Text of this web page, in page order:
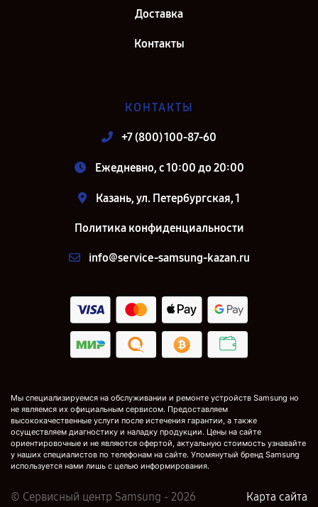
Доставка
Контакты
КОНТАКТЫ
+7 (800) 100-87-60
Ежедневно, с 10:00 до 20:00
Казань, ул. Петербургская, 1
Политика конфиденциальности
info@service-samsung-kazan.ru
Мы специализируемся на обслуживании и ремонте устройств Samsung но
не являемся их официальным сервисом. Предоставляем
высококачественные услуги после истечения гарантии, а также
осуществляем диагностику и наладку продукции. Цены на сайте
ориентировочные и не являются офертой, актуальную стоимость узнавайте
у наших специалистов по телефонам на сайте. Упомянутый бренд Samsung
используется нами лишь с целью информирования.
© Сервисный центр Samsung - 2026 Карта сайта